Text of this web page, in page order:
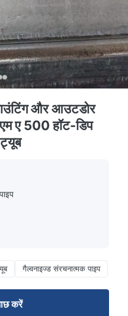
और आउटडोर
ए 500 हॉट-डिप
गैल्वनाइज्ड संरचनात्मक पाइप
करें